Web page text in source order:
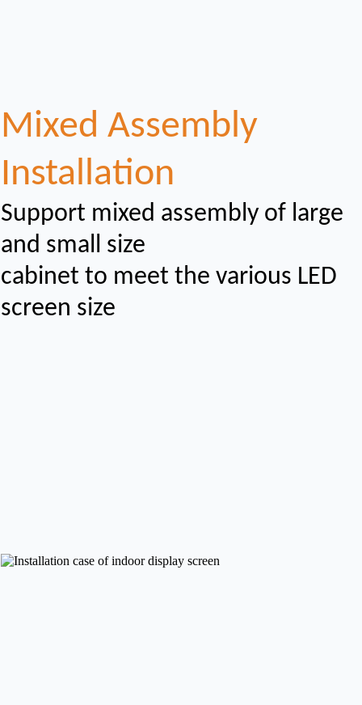
Mixed Assembly
Installation
Support mixed assembly of large
and small size
cabinet to meet the various LED
screen size